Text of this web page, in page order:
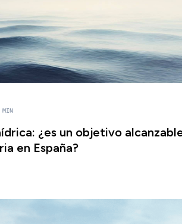
MIN
¿es un objetivo
en España?